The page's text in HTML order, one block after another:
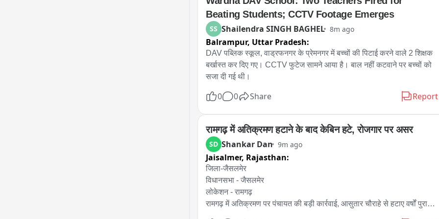
Beating Students; CCTV Footage Emerges
SS Shailendra SINGH BAGHEL 8m ago
Balrampur, Uttar Pradesh:
DAV पब्लिक स्कूल, वाड्रफनगर के प्रेमनगर में बच्चों की पिटाई करने वाले 2 शिक्षक
बर्खास्त कर दिए गए। CCTV फुटेज सामने आया है। बाल नहीं कटवाने पर बच्चों को
सजा दी गई थी।
0 0 Share Report
रामगढ़ में अतिक्रमण हटाने के बाद केबिन हटे, रोजगार पर असर
SD Shankar Dan 9m ago
Jaisalmer, Rajasthan:
जिला-जैसलमेर
विधानसभा - जैसलमेर
लोकेशन - रामगढ़
रामगढ़ में अतिक्रमण पर पंचायत की बड़ी कार्रवाई, आसुतार चौराहे से हटाए वर्षों पुराने